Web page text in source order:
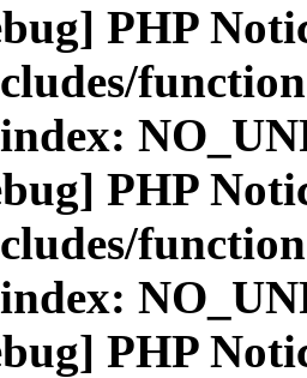
PHP
PHP
PHP